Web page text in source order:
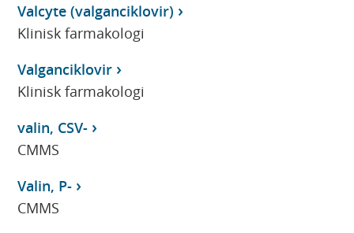
Valcyte (valganciklovir)
Klinisk farmakologi
Valganciklovir
Klinisk farmakologi
valin, CSV-
CMMS
Valin, P-
CMMS